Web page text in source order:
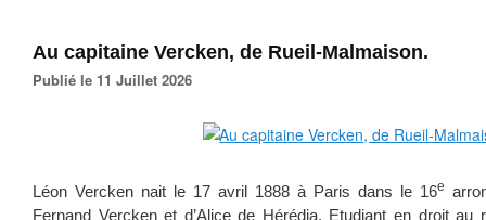
Au capitaine Vercken, de Rueil-Malmaison.
Publié le 11 Juillet 2026
Léon Vercken nait le 17 avril 1888 à Paris dans le 16e
Fernand Vercken et d’Alice de Hérédia. Etudiant en droit au